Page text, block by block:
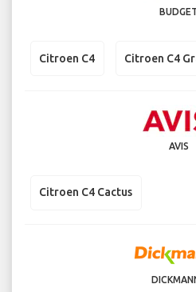
Citroen C4 Citroen C4
AVIS
Citroen C4 Cactus